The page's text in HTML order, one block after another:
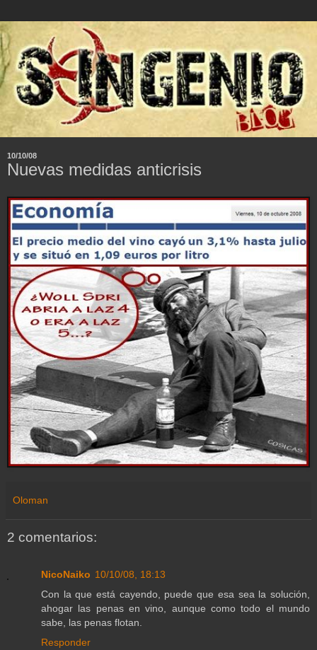
10/10/08
Nuevas medidas anticrisis
Oloman
2 comentarios:
NicoNaiko 10/10/08, 18:13
Con la que está cayendo, puede que esa sea la solución,
ahogar las penas en vino, aunque como todo el mundo
sabe, las penas flotan.
Responder